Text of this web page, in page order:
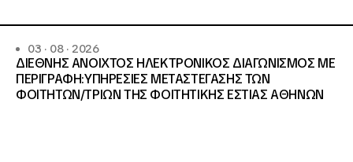
03 · 08 · 2026
ΔΙΕΘΝΗΣ ΑΝΟΙΧΤΟΣ ΗΛΕΚΤΡΟΝΙΚΟΣ ΔΙΑΓΩΝΙΣΜΟΣ ΜΕ
ΠΕΡΙΓΡΑΦΗ:ΥΠΗΡΕΣΙΕΣ METAΣΤΕΓΑΣΗΣ ΤΩΝ
ΦΟΙΤΗΤΩΝ/ΤΡΙΩΝ ΤΗΣ ΦΟΙΤΗΤΙΚΗΣ ΕΣΤΙΑΣ ΑΘΗΝΩΝ